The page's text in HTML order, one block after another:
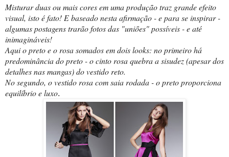
Misturar duas ou mais cores em uma produção traz grande efeito
visual, isto é fato! E baseado nesta afirmação - e para se inspirar -
algumas postagens trarão fotos das "uniões" possíveis - e até
inimagináveis!
Aqui o preto e o rosa somados em dois looks: no primeiro há
predominância do preto - o cinto rosa quebra a sisudez(apesar dos
detalhes nas mangas)do vestido reto.
No segundo, o vestido rosa com saia rodada - o preto proporciona
equilíbrio e luxo.